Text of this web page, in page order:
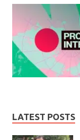
LATEST POSTS